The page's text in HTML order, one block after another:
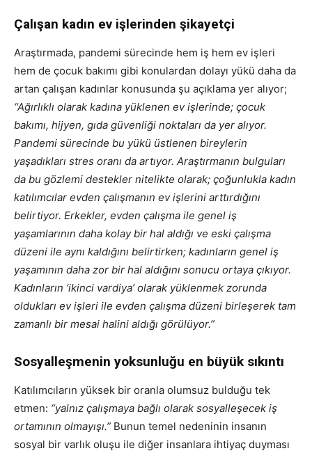
Çalışan kadın ev işlerinden şikayetçi
Araştırmada, pandemi sürecinde hem iş hem ev işleri
hem de çocuk bakımı gibi konulardan dolayı yükü daha da
artan çalışan kadınlar konusunda şu açıklama yer alıyor;
“Ağırlıklı olarak kadına yüklenen ev işlerinde; çocuk
bakımı, hijyen, gıda güvenliği noktaları da yer alıyor.
Pandemi sürecinde bu yükü üstlenen bireylerin
yaşadıkları stres oranı da artıyor. Araştırmanın bulguları
da bu gözlemi destekler nitelikte olarak; çoğunlukla kadın
katılımcılar evden çalışmanın ev işlerini arttırdığını
belirtiyor. Erkekler, evden çalışma ile genel iş
yaşamlarının daha kolay bir hal aldığı ve eski çalışma
düzeni ile aynı kaldığını belirtirken; kadınların genel iş
yaşamının daha zor bir hal aldığını sonucu ortaya çıkıyor.
Kadınların ‘ikinci vardiya’ olarak yüklenmek zorunda
oldukları ev işleri ile evden çalışma düzeni birleşerek tam
zamanlı bir mesai halini aldığı görülüyor.”
Sosyalleşmenin yoksunluğu en büyük sıkıntı
Katılımcıların yüksek bir oranla olumsuz bulduğu tek
etmen: “yalnız çalışmaya bağlı olarak sosyalleşecek iş
ortamının olmayışı.” Bunun temel nedeninin insanın
sosyal bir varlık oluşu ile diğer insanlara ihtiyaç duyması